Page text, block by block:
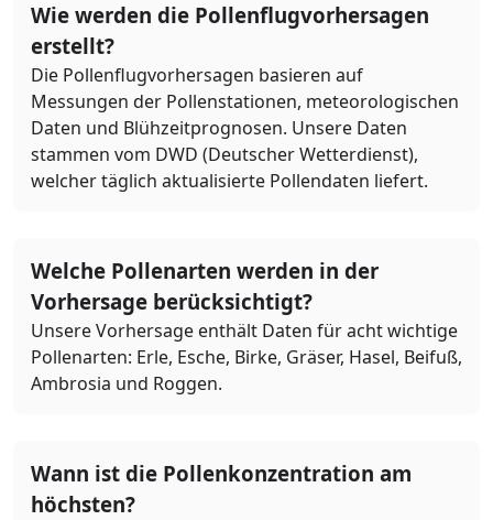
Wie werden die Pollenflugvorhersagen
erstellt?
Die Pollenflugvorhersagen basieren auf
Messungen der Pollenstationen, meteorologischen
Daten und Blühzeitprognosen. Unsere Daten
stammen vom DWD (Deutscher Wetterdienst),
welcher täglich aktualisierte Pollendaten liefert.
Welche Pollenarten werden in der
Vorhersage berücksichtigt?
Unsere Vorhersage enthält Daten für acht wichtige
Pollenarten: Erle, Esche, Birke, Gräser, Hasel, Beifuß,
Ambrosia und Roggen.
Wann ist die Pollenkonzentration am
höchsten?